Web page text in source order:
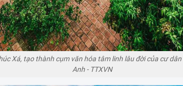
Xá, tạo thành cụm văn hóa tâm linh lâu đời của cư
Anh - TTXVN